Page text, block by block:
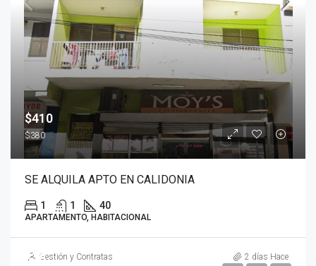
$410
$380
SE ALQUILA APTO EN CALIDONIA
1 1 40
APARTAMENTO, HABITACIONAL
Gestión y Contratas 2 días Hace
$70